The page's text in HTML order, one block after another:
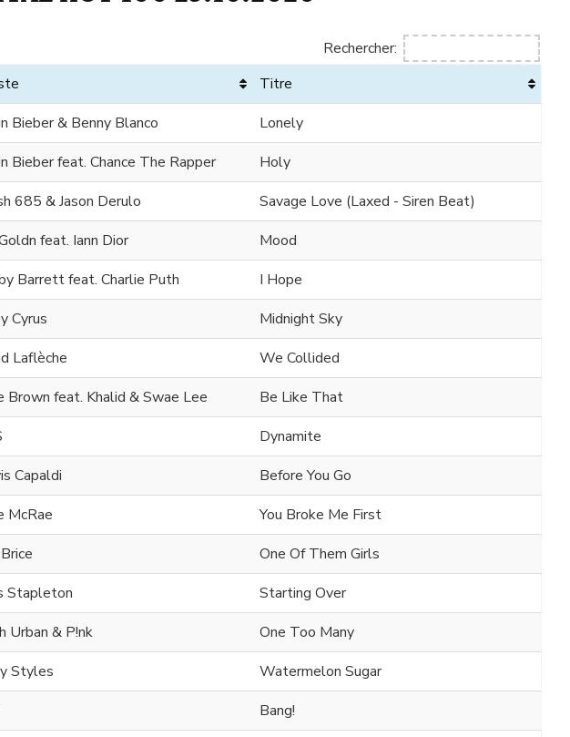
Rechercher:
Titre
Bieber & Benny Blanco
Lonely
Bieber feat. Chance The Rapper
Holy
685 & Jason Derulo
Savage Love (Laxed - Siren Beat)
feat. Iann Dior
Mood
Barrett feat. Charlie Puth
I Hope
Cyrus
Midnight Sky
Laflèche
We Collided
Brown feat. Khalid & Swae Lee
Be Like That
Dynamite
Capaldi
Before You Go
McRae
You Broke Me First
One Of Them Girls
Stapleton
Starting Over
Urban & P!nk
One Too Many
Styles
Watermelon Sugar
Bang!